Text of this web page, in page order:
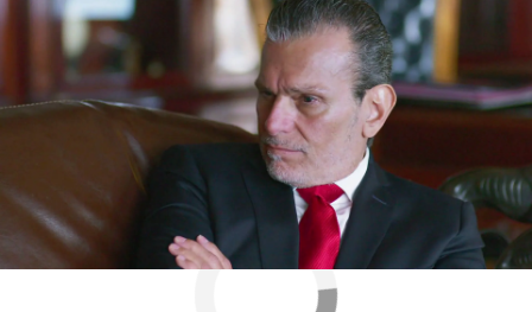
Nova » Series » Los ricos también lloran » Mejores
momentos